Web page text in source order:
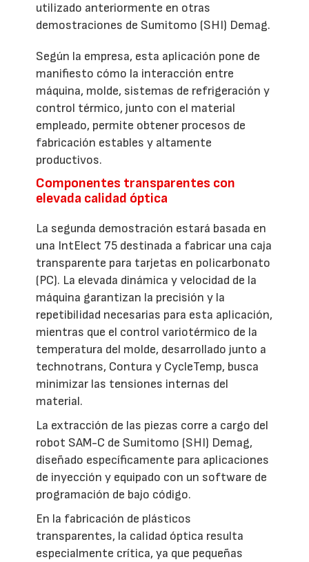
utilizado anteriormente en otras
demostraciones de Sumitomo (SHI) Demag.
Según la empresa, esta aplicación pone de
manifiesto cómo la interacción entre
máquina, molde, sistemas de refrigeración y
control térmico, junto con el material
empleado, permite obtener procesos de
fabricación estables y altamente
productivos.
Componentes transparentes con
elevada calidad óptica
La segunda demostración estará basada en
una IntElect 75 destinada a fabricar una caja
transparente para tarjetas en policarbonato
(PC). La elevada dinámica y velocidad de la
máquina garantizan la precisión y la
repetibilidad necesarias para esta aplicación,
mientras que el control variotérmico de la
temperatura del molde, desarrollado junto a
technotrans, Contura y CycleTemp, busca
minimizar las tensiones internas del
material.
La extracción de las piezas corre a cargo del
robot SAM-C de Sumitomo (SHI) Demag,
diseñado específicamente para aplicaciones
de inyección y equipado con un software de
programación de bajo código.
En la fabricación de plásticos
transparentes, la calidad óptica resulta
especialmente crítica, ya que pequeñas